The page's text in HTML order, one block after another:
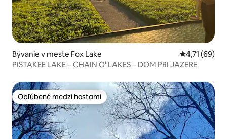
Bývanie v meste Fox Lake Priemerné
4,71 (69)
PISTAKEE LAKE – CHAIN O' LAKES – DOM PRI JAZERE
Obľúbené medzi hosťami
Obľúbené medzi hosťami